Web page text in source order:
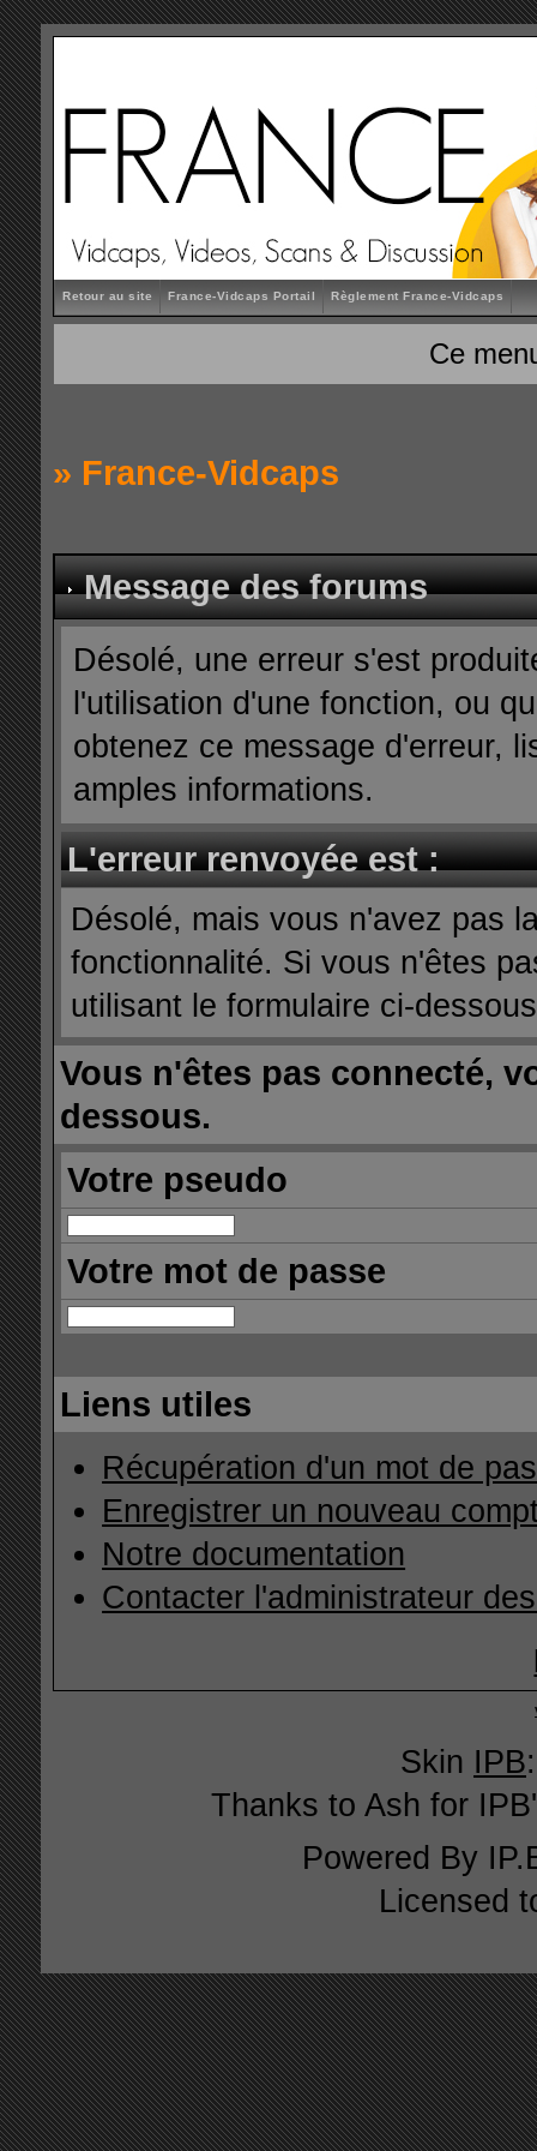
Retour au site France-Vidcaps Portail Règlement France-Vidcaps
Ce
» France-Vidcaps
Message des forums
Désolé, une erreur s'est
l'utilisation d'une fonction, ou
obtenez ce message d'erreur,
amples informations.
L'erreur renvoyée est :
Désolé, mais vous n'avez pas
fonctionnalité. Si vous n'êtes
utilisant le formulaire ci-
Vous n'êtes pas connecté,
dessous.
Votre pseudo
Votre mot de passe
Liens utiles
Récupération d'un mot de
Enregistrer un nouveau
Notre documentation
Contacter l'administrateur
Skin IPB
Thanks to Ash for
Powered By
Licensed